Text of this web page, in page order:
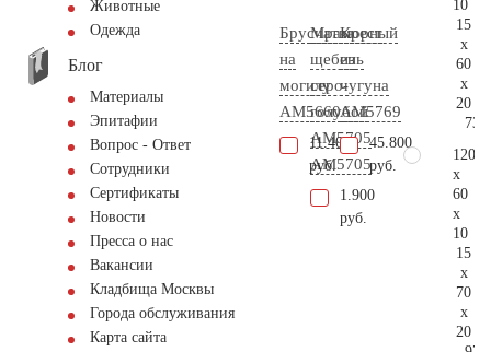
Животные
Одежда
Блог
Материалы
Эпитафии
Вопрос - Ответ
Сотрудники
Сертификаты
Новости
Пресса о нас
Вакансии
Кладбища Москвы
Города обслуживания
Карта сайта
Брусчатка
на
могилу
AM5660
11.400
руб.
Мраморный
щебень
серо-
голубой
АМ5705
AM5705
1.900
руб.
Крест
из
чугуна
AM5769
45.800
руб.
10
15
x
60
x
20
120
x
60
x
10
15
x
70
x
20